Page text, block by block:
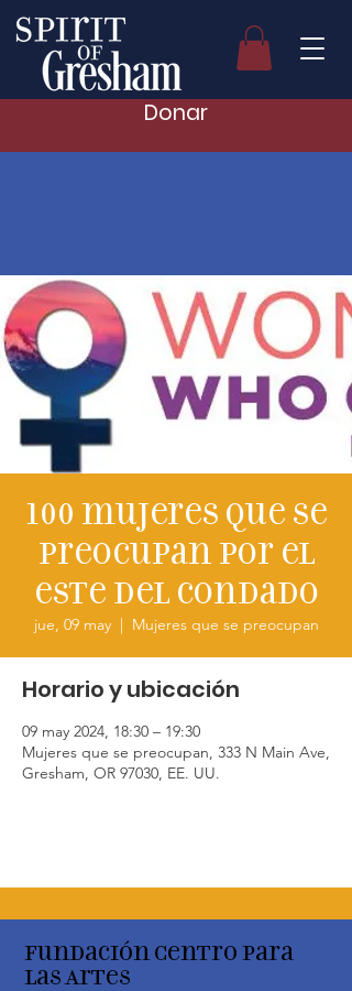
Donar
100 mujeres que se
preocupan por el
este del condado
jue, 09 may
  |
Mujeres que se preocupan
Horario y ubicación
09 may 2024, 18:30 – 19:30
Mujeres que se preocupan, 333 N Main Ave,
Gresham, OR 97030, EE. UU.
Fundación Centro para
las Artes